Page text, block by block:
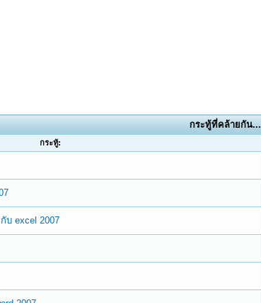
กระทู้ที่คล้ายกัน...
กระทู้:
บ excel 2007